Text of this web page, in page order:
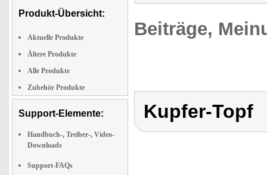
Produkt-Übersicht:
Aktuelle Produkte
Ältere Produkte
Alle Produkte
Zubehör Produkte
Support-Elemente:
Handbuch-, Treiber-, Video-
Downloads
Support-FAQs
Beiträge,
Kupfer-Topf